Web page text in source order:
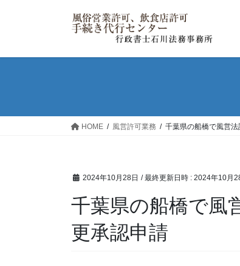
HOME 風営許可業務 千葉県の船橋で風営
2024年10月28日 / 最終更新日時 : 2024年10月
千葉県の船橋で風
更承認申請